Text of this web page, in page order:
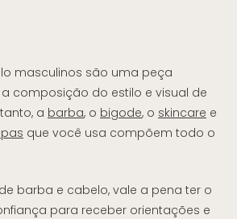
masculinos são uma peça
composição do estilo e visual de
a barba, o bigode, o skincare e
que você usa compõem todo o
barba e cabelo, vale a pena ter o
para receber orientações e